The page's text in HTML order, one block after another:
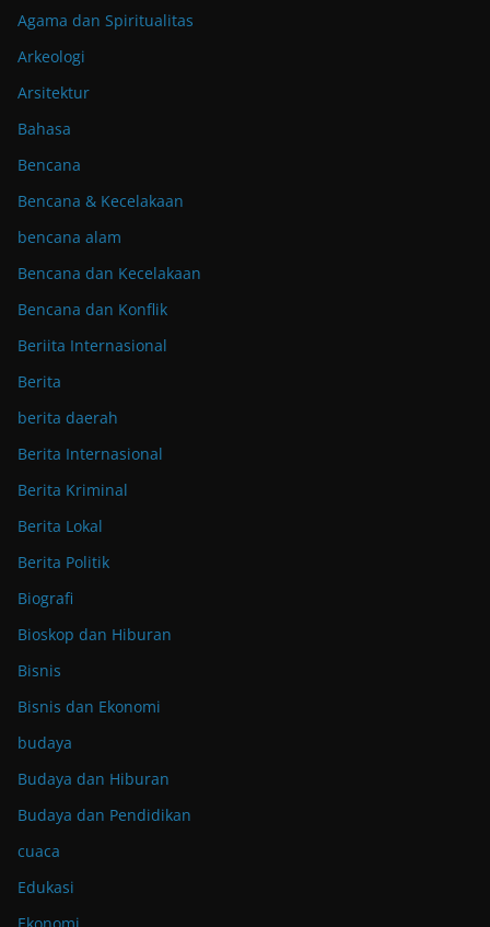
Agama dan Spiritualitas
Arkeologi
Arsitektur
Bahasa
Bencana
Bencana & Kecelakaan
bencana alam
Bencana dan Kecelakaan
Bencana dan Konflik
Beriita Internasional
Berita
berita daerah
Berita Internasional
Berita Kriminal
Berita Lokal
Berita Politik
Biografi
Bioskop dan Hiburan
Bisnis
Bisnis dan Ekonomi
budaya
Budaya dan Hiburan
Budaya dan Pendidikan
cuaca
Edukasi